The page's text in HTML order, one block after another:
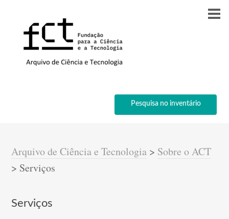
Pesquisa no inventário
Arquivo de Ciência e Tecnologia > Sobre o ACT
> Serviços
Serviços